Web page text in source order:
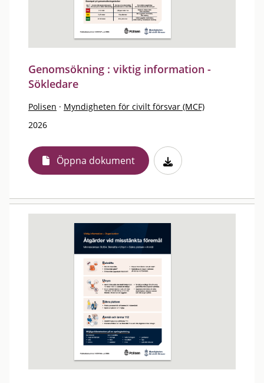
Genomsökning : viktig information -
Sökledare
Polisen · Myndigheten för civilt försvar (MCF)
2026
Öppna dokument